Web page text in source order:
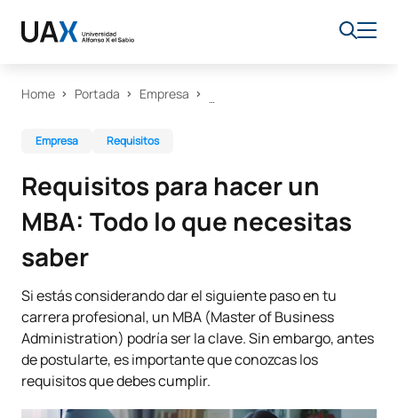
Home Portada Empresa
Empresa Requisitos
Requisitos para hacer un
MBA: Todo lo que necesitas
saber
Si estás considerando dar el siguiente paso en tu
carrera profesional, un MBA (Master of Business
Administration) podría ser la clave. Sin embargo, antes
de postularte, es importante que conozcas los
requisitos que debes cumplir.